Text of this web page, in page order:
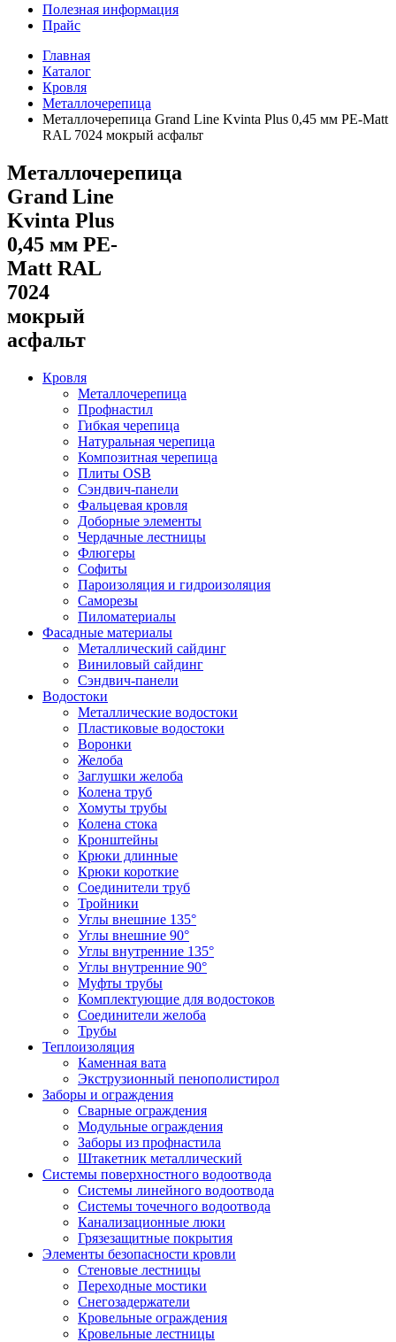
Полезная информация
Прайс
Главная
Каталог
Кровля
Металлочерепица
Металлочерепица Grand Line Kvinta Plus 0,45 мм PE-Matt
RAL 7024 мокрый асфальт
Металлочерепица
Grand Line
Kvinta Plus
0,45 мм PE-
Matt RAL
7024
мокрый
асфальт
Кровля
Металлочерепица
Профнастил
Гибкая черепица
Натуральная черепица
Композитная черепица
Плиты OSB
Сэндвич-панели
Фальцевая кровля
Доборные элементы
Чердачные лестницы
Флюгеры
Софиты
Пароизоляция и гидроизоляция
Саморезы
Пиломатериалы
Фасадные материалы
Металлический сайдинг
Виниловый сайдинг
Сэндвич-панели
Водостоки
Металлические водостоки
Пластиковые водостоки
Воронки
Желоба
Заглушки желоба
Колена труб
Хомуты трубы
Колена стока
Кронштейны
Крюки длинные
Крюки короткие
Соединители труб
Тройники
Углы внешние 135°
Углы внешние 90°
Углы внутренние 135°
Углы внутренние 90°
Муфты трубы
Комплектующие для водостоков
Соединители желоба
Трубы
Теплоизоляция
Каменная вата
Экструзионный пенополистирол
Заборы и ограждения
Сварные ограждения
Модульные ограждения
Заборы из профнастила
Штакетник металлический
Системы поверхностного водоотвода
Системы линейного водоотвода
Системы точечного водоотвода
Канализационные люки
Грязезащитные покрытия
Элементы безопасности кровли
Стеновые лестницы
Переходные мостики
Снегозадержатели
Кровельные ограждения
Кровельные лестницы